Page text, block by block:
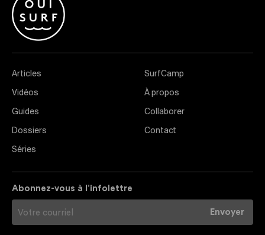
Articles
Vidéos
Guides
Dossiers
Séries
SurfCamp
À propos
Collaborer
Contact
Abonnez-vous à l’infolettre